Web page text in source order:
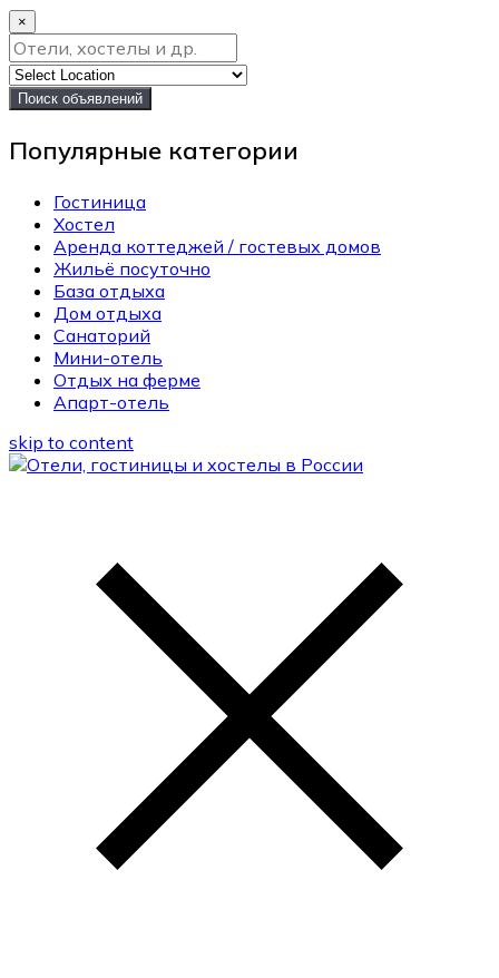
×
Поиск объявлений
Популярные категории
Гостиница
Хостел
Аренда коттеджей / гостевых домов
Жильё посуточно
База отдыха
Дом отдыха
Санаторий
Мини-отель
Отдых на ферме
Апарт-отель
skip to content